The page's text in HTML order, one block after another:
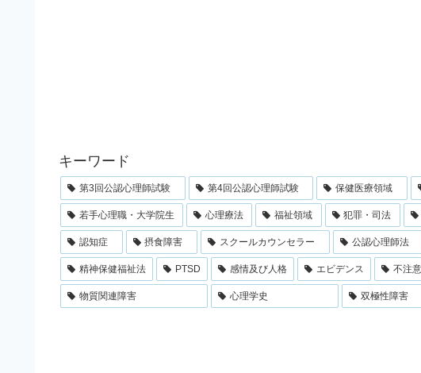
キーワード
第3回公認心理師試験 第4回公認心理師試験 保健医療領域
若手心理職・大学院生 心理療法 福祉領域 犯罪・司法
認知症 摂食障害 スクールカウンセラー 公認心理師法
精神保健福祉法 PTSD 感情及び人格 エビデンス 不注意
物質関連障害 心理学史 双極性障害